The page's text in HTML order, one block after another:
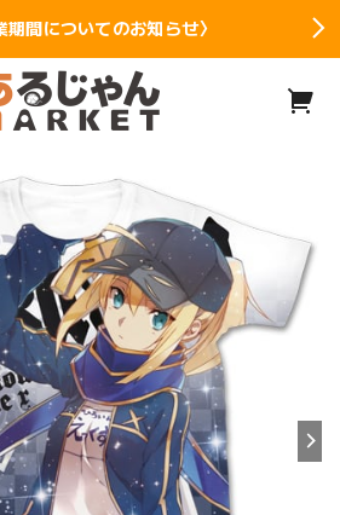
期間についてのお知らせ〉